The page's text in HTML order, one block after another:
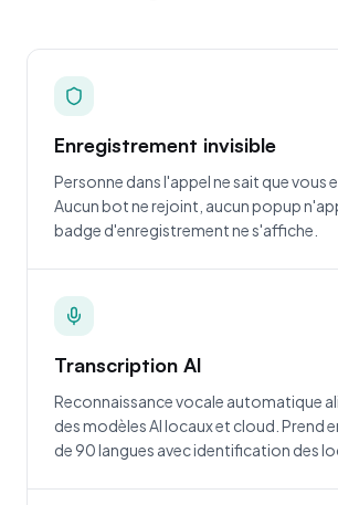
Enregistrement invisible
Personne dans l'appel ne sait que vous
Aucun bot ne rejoint, aucun popup
badge d'enregistrement ne s'affiche.
Transcription AI
Reconnaissance vocale automatique
des modèles AI locaux et cloud. Prend
de 90 langues avec identification des